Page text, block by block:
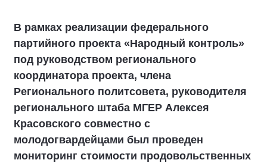
В рамках реализации федерального
партийного проекта «Народный контроль»
под руководством регионального
координатора проекта, члена
Регионального политсовета, руководителя
регионального штаба МГЕР Алексея
Красовского совместно с
молодогвардейцами был проведен
мониторинг стоимости продовольственных